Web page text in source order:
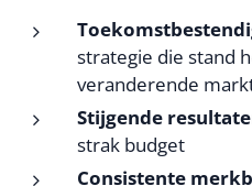
strategie die stand
veranderende
Stijgende
strak budget
Consistente